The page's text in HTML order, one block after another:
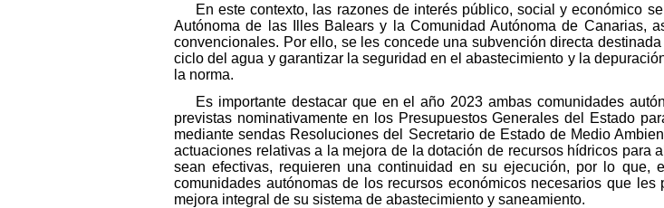
En este contexto, las razones de interés público, social y económico
Autónoma de las Illes Balears y la Comunidad Autónoma de Canarias,
convencionales. Por ello, se les concede una subvención directa
ciclo del agua y garantizar la seguridad en el abastecimiento y la
la norma.
Es importante destacar que en el año 2023 ambas comunidades
previstas nominativamente en los Presupuestos Generales del Estado
mediante sendas Resoluciones del Secretario de Estado de Medio
actuaciones relativas a la mejora de la dotación de recursos hídricos para
sean efectivas, requieren una continuidad en su ejecución, por lo que,
comunidades autónomas de los recursos económicos necesarios que
mejora integral de su sistema de abastecimiento y saneamiento.